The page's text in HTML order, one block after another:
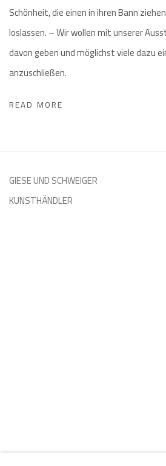
Schönheit, die einen in ihren Bann
loslassen. – Wir wollen mit unserer
davon geben und möglichst viele dazu
anzuschließen.
READ MORE
GIESE UND SCHWEIGER
KUNSTHÄNDLER